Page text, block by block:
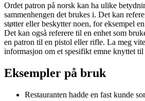
Ordet patron på norsk kan ha ulike
sammenhengen det brukes i. Det kan
støtter eller beskytter noen, for eksempel
Det kan også referere til en enhet som
en patron til en pistol eller rifle. La meg
informasjon om et spesifikt emne knyttet til
Eksempler på bruk
Restauranten hadde en fast kunde